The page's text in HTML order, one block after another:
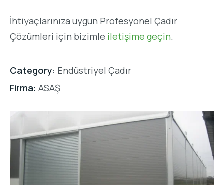
İhtiyaçlarınıza uygun Profesyonel Çadır
Çözümleri için bizimle iletişime geçin.
Category: Endüstriyel Çadır
Firma: ASAŞ